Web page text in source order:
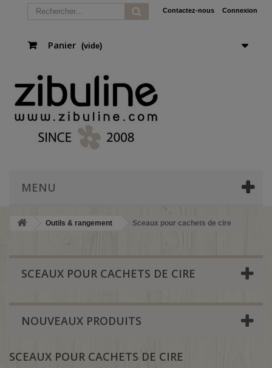
Connexion
Contactez-nous
Panier (vide)
MENU
Outils & rangement Sceaux pour cachets de cire
SCEAUX POUR CACHETS DE CIRE
NOUVEAUX PRODUITS
SCEAUX POUR CACHETS DE CIRE